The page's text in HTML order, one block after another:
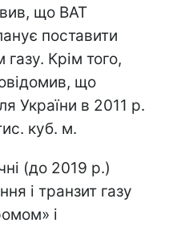
що ВАТ
поставити
Крім того,
що
України в 2011 р.
куб. м.
(до 2019 р.)
і транзит газу
і